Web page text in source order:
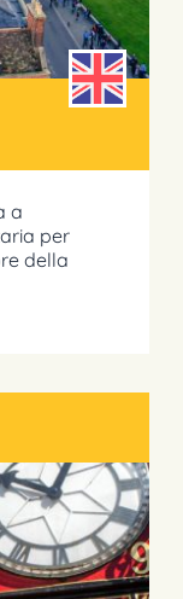
a
per
della